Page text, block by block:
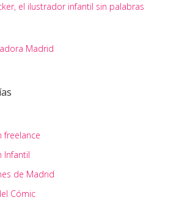
el ilustrador infantil sin palabras
freelance
Infantil
de Madrid
Cómic